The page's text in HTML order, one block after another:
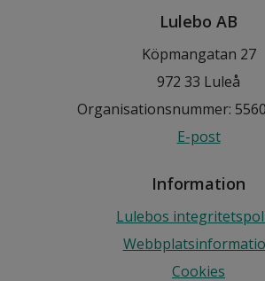
Lulebo AB
Köpmangatan 27
972 33 Luleå
Organisationsnummer:
E-post
Information
Lulebos
Cookies